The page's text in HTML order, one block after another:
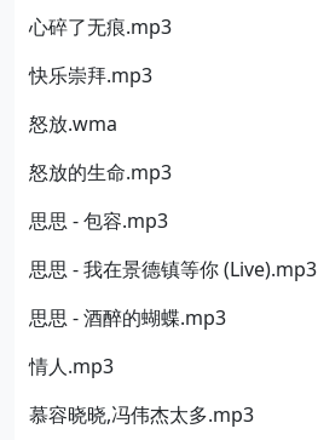
心碎了无痕.mp3
快乐崇拜.mp3
怒放.wma
怒放的生命.mp3
思思 - 包容.mp3
思思 - 我在景德镇等你 (Live).mp3
思思 - 酒醉的蝴蝶.mp3
情人.mp3
慕容晓晓,冯伟杰太多.mp3